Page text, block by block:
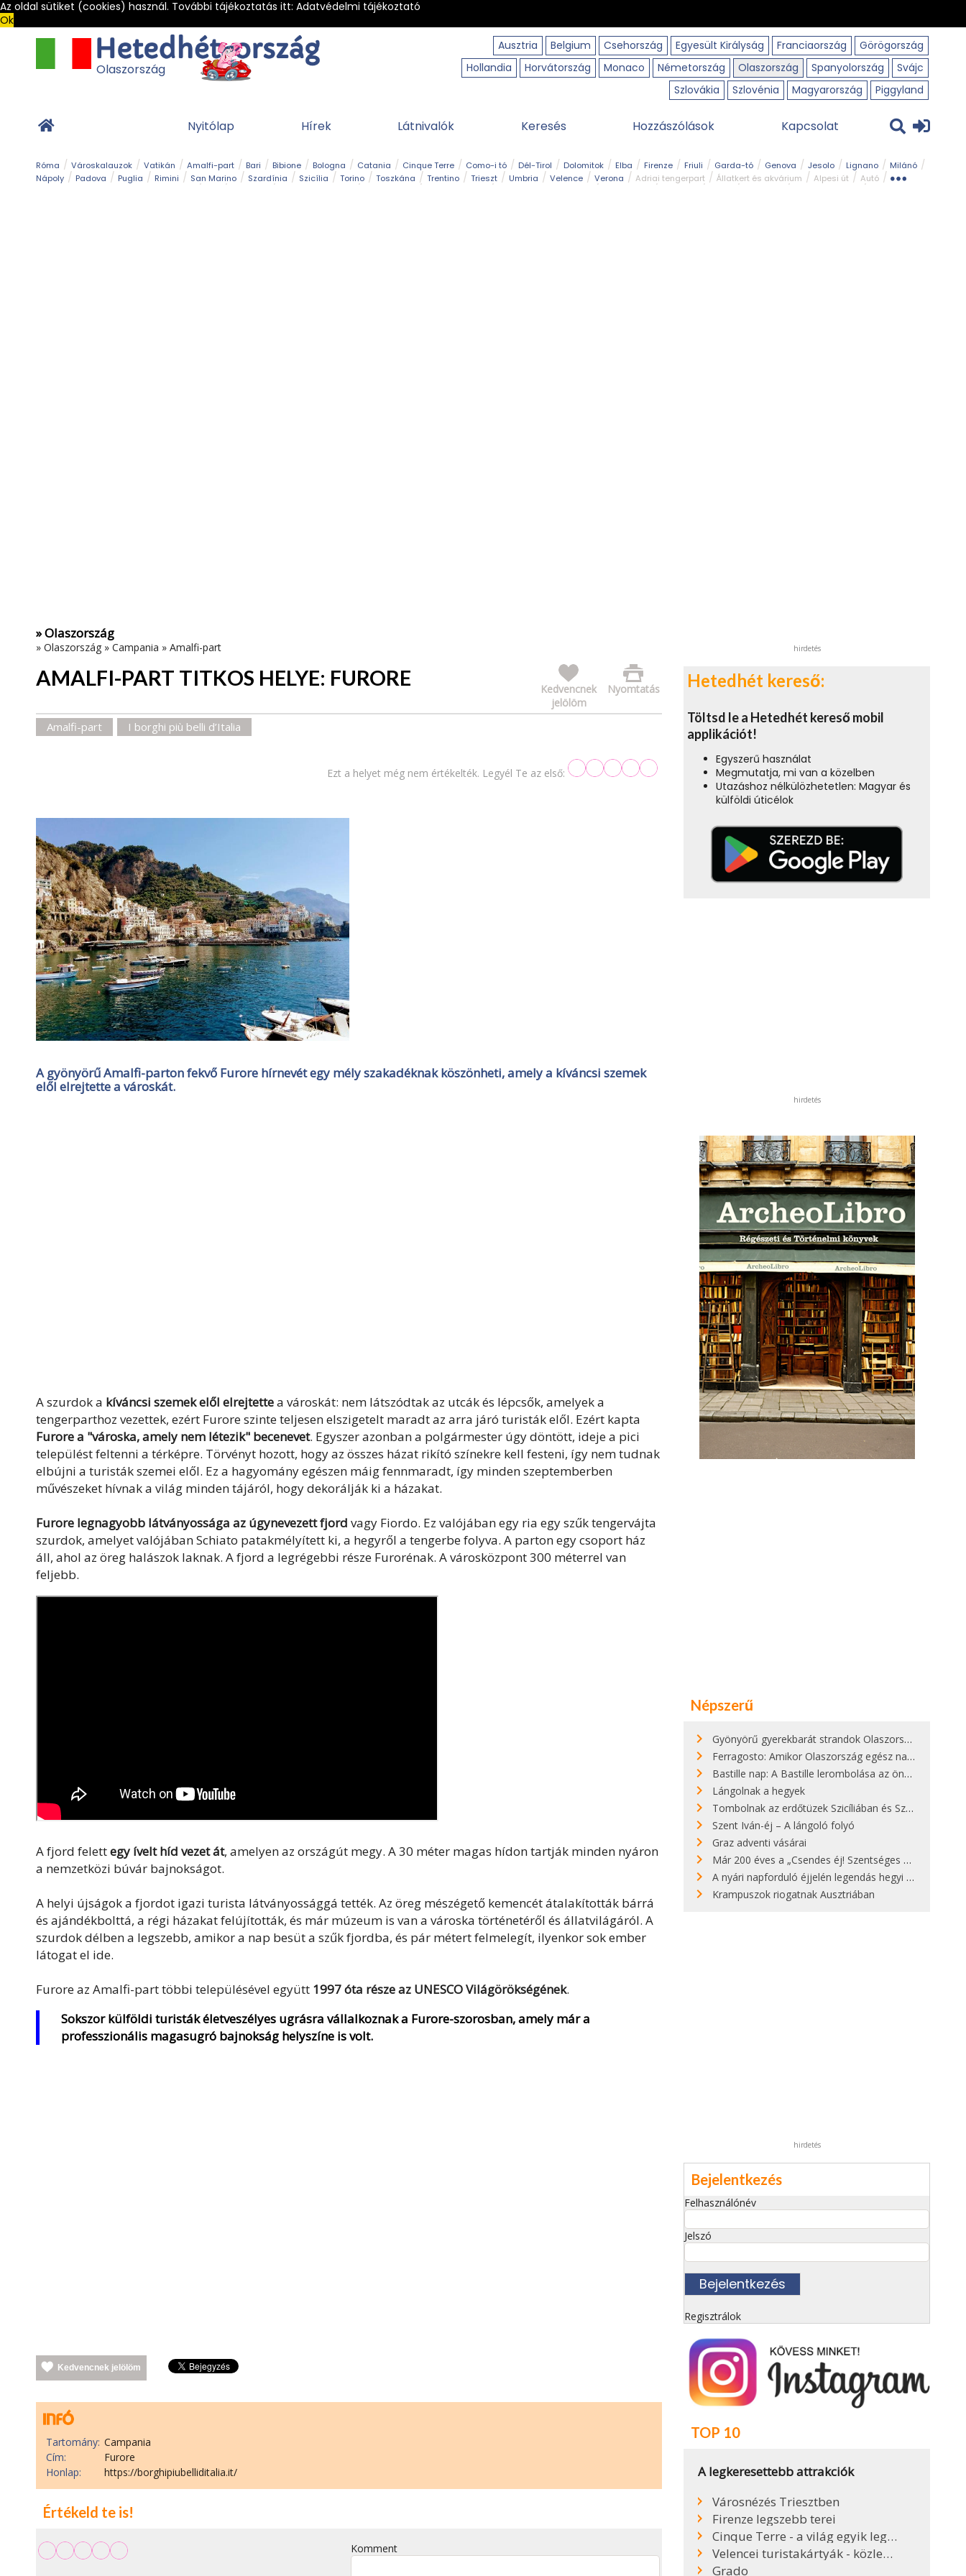
Az oldal sütiket (cookies) használ. További tájékoztatás itt: Adatvédelmi tájékoztató
Ok
Ausztria
Belgium Csehország Egyesült Királyság Franciaország
Görögország
Hollandia
Horvátország Monaco Németország Olaszország Spanyolország
Svájc
Szlovákia
Szlovénia Magyarország Piggyland
Olaszország
Nyitólap Hírek Látnivalók Keresés Hozzászólások Kapcsolat
Róma Városkalauzok Vatikán Amalfi-part Bari Bibione Bologna Catania Cinque Terre Como-i tó Dél-Tirol Dolomitok Elba Firenze Friuli Garda-tó Genova Jesolo Lignano
Milánó
Nápoly
Padova Puglia Rimini San Marino Szardínia Szicília Torino Toszkána Trentino Trieszt Umbria Velence Verona Adriai tengerpart Állatkert és akvárium Alpesi út
Autó
» Olaszország
» Olaszország » Campania » Amalfi-part
AMALFI-PART TITKOS HELYE: FURORE Nyomtatás
Kedvencnek
jelölöm
Amalfi-part I borghi più belli d’Italia
Ezt a helyet még nem értékelték. Legyél Te az első:
A gyönyörű Amalfi-parton fekvő Furore hírnevét egy mély szakadéknak köszönheti, amely a kíváncsi szemek
elől elrejtette a városkát.
A szurdok a kíváncsi szemek elől elrejtettea városkát: nem látszódtak az utcák és lépcsők, amelyek a
tengerparthoz vezettek, ezért Furore szinte teljesen elszigetelt maradt az arra járó turisták elől. Ezért kapta
Furore a "városka, amely nem létezik" becenevet. Egyszer azonban a polgármester úgy döntött, ideje a pici
települést feltenni a térképre. Törvényt hozott, hogy az összes házat rikító színekre kell festeni, így nem tudnak
elbújni a turisták szemei elől. Ez a hagyomány egészen máig fennmaradt, így minden szeptemberben
művészeket hívnak a világ minden tájáról, hogy dekorálják ki a házakat.
Furore legnagyobb látványossága az úgynevezett fjord vagy Fiordo. Ez valójában egy ria egy szűk tengervájta
szurdok, amelyet valójában Schiato patakmélyített ki, a hegyről a tengerbe folyva. A parton egy csoport ház
áll, ahol az öreg halászok laknak. A fjord a legrégebbi része Furorénak. A városközpont 300 méterrel van
feljebb.
A fjord felettegy ívelt híd vezet át, amelyen az országút megy. A 30 méter magas hídon tartják minden nyáron
a nemzetközi búvár bajnokságot.
A helyi újságok a fjordot igazi turista látványossággá tették. Az öreg mészégető kemencét átalakították bárrá
és ajándékbolttá, a régi házakat felújították, és már múzeum is van a városka történetéről és állatvilágáról. A
szurdok délben a legszebb, amikor a nap besüt a szűk fjordba, és pár métert felmelegít, ilyenkor sok ember
látogat el ide.
Furore az Amalfi-part többi településével együtt 1997 óta része az UNESCO Világörökségének.
Sokszor külföldi turisták életveszélyes ugrásra vállalkoznak a Furore-szorosban, amely már a
professzionális magasugró bajnokság helyszíne is volt.
Kedvencnek jelölöm
Tartomány: Campania
Cím:
Furore
Honlap:
https://borghipiubelliditalia.it/
Értékeld te is!
Komment
hirdetés
Hetedhét kereső:
Töltsd le a Hetedhét kereső mobil
applikációt!
Egyszerű használat
Megmutatja, mi van a közelben
Utazáshoz nélkülözhetetlen: Magyar és
külföldi úticélok
hirdetés
Népszerű
Gyönyörű gyerekbarát strandok Olaszországban - megmutatjuk a 15 legjobbat
Ferragosto: Amikor Olaszország egész nap nyaral
Bastille nap: A Bastille lerombolása az önkényuralom végét jelentette
Lángolnak a hegyek
Tombolnak az erdőtüzek Szicíliában és Szardínián
Szent Iván-éj – A lángoló folyó
Graz adventi vásárai
Már 200 éves a „Csendes éj! Szentséges éj!”
A nyári napforduló éjjelén legendás hegyi tüzek világítják meg Zugspitzét
Krampuszok riogatnak Ausztriában
hirdetés
Bejelentkezés
Felhasználónév
Jelszó
Regisztrálok
TOP 10
A legkeresettebb attrakciók
Városnézés Triesztben
Firenze legszebb terei
Cinque Terre - a világ egyik legszebb partszakasza
Velencei turistakártyák - közlekedés Velencében
Grado